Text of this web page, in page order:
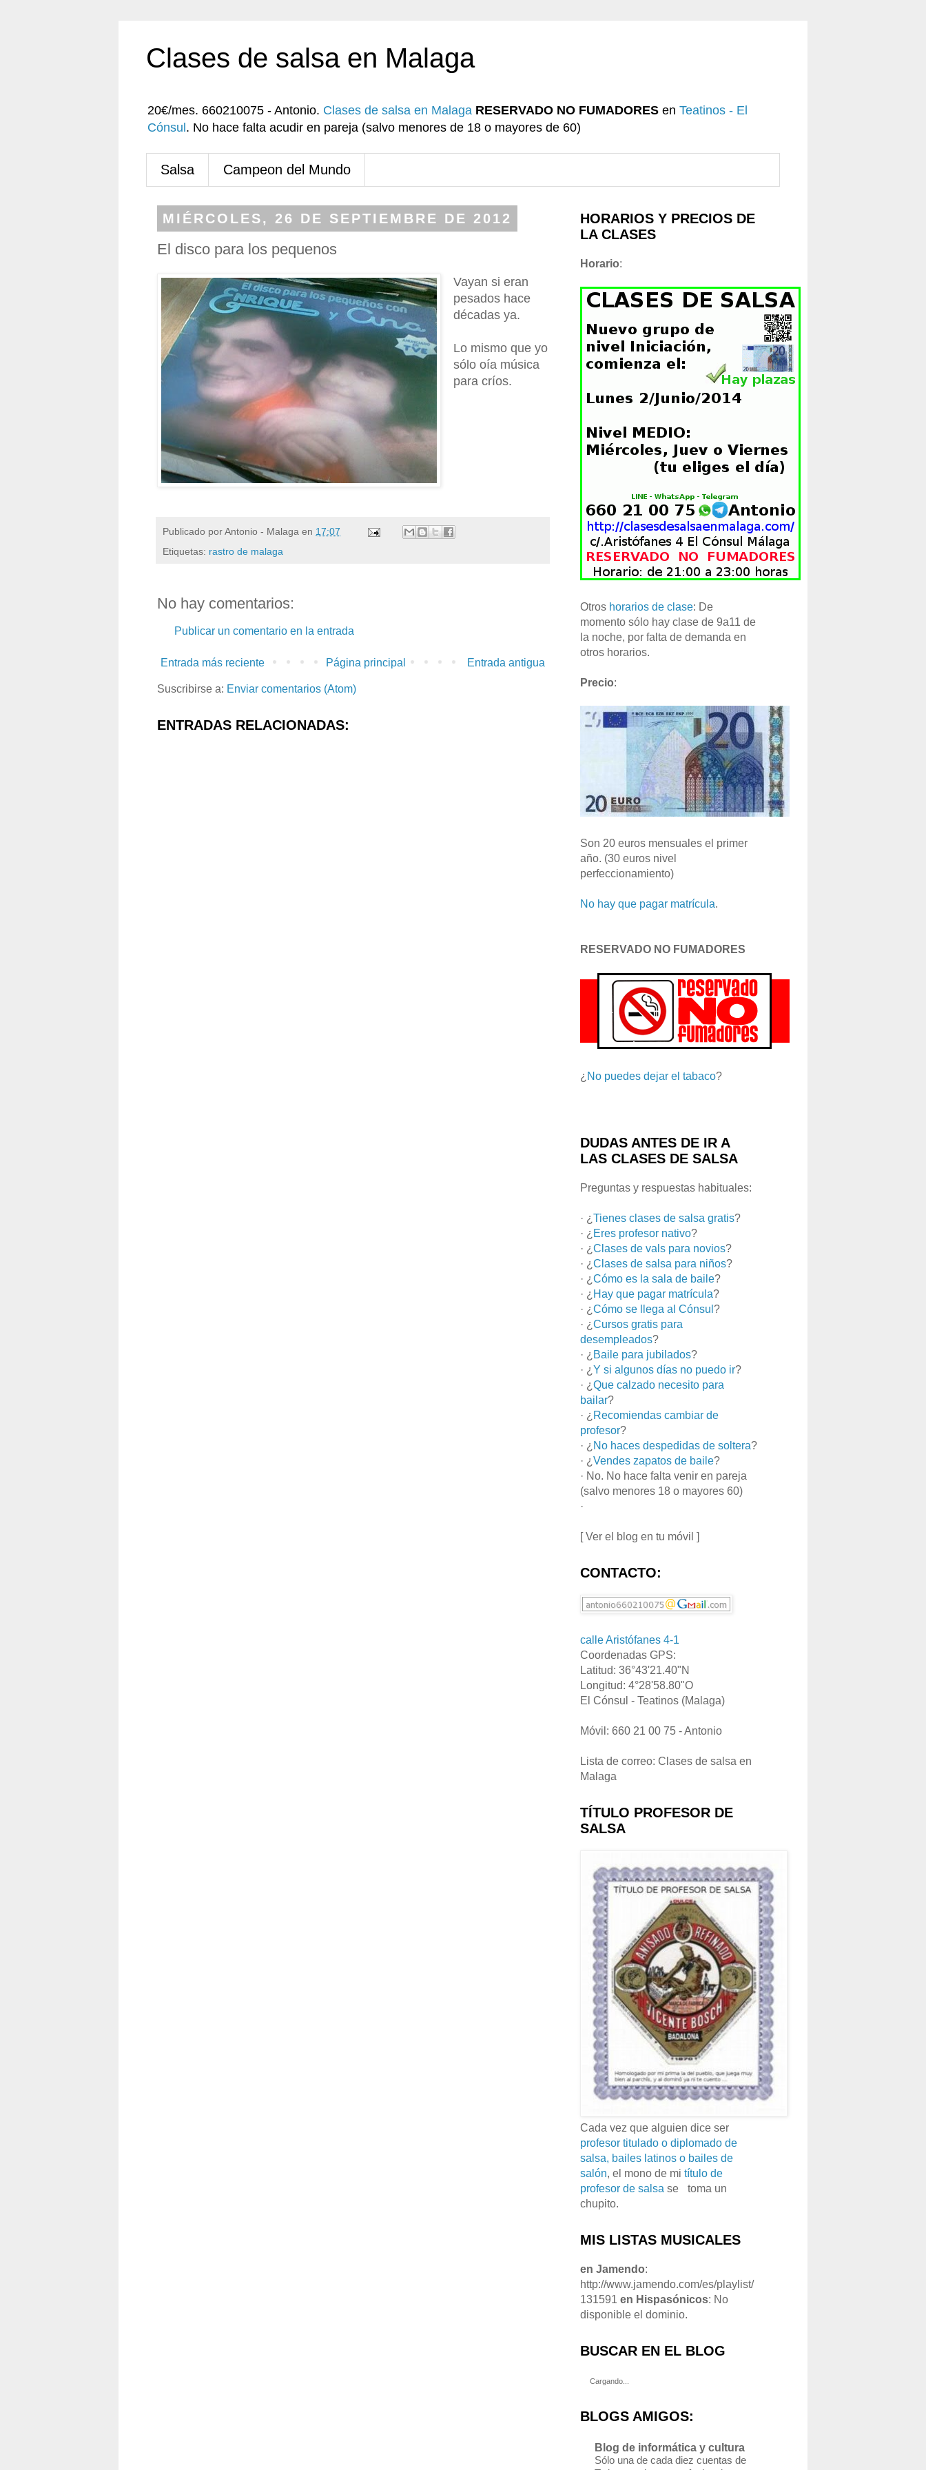
Clases de salsa en Malaga
20€/mes. 660210075 - Antonio. Clases de salsa en Malaga RESERVADO NO FUMADORES en Teatinos - El
Cónsul . No hace falta acudir en pareja (salvo menores de 18 o mayores de 60)
Salsa Campeon del Mundo
MIÉRCOLES, 26 DE SEPTIEMBRE DE 2012
El disco para los pequenos
Vayan si eran
pesados hace
décadas ya.
Lo mismo que yo
sólo oía música
para críos.
Publicado porAntonio - Malaga en 17:07
Etiquetas: rastro de malaga
No hay comentarios:
Publicar un comentario en la entrada
Entrada más reciente Entrada antigua
Página principal
Suscribirse a: Enviar comentarios (Atom)
ENTRADAS RELACIONADAS:
HORARIOS Y PRECIOS DE
LA CLASES
Horario:
Otros horarios de clase: De
momento sólo hay clase de 9a11 de
la noche, por falta de demanda en
otros horarios.
Precio:
Son 20 euros mensuales el primer
año. (30 euros nivel
perfeccionamiento)
No hay que pagar matrícula.
RESERVADO NO FUMADORES
¿ No puedes dejar el tabaco?
DUDAS ANTES DE IR A
LAS CLASES DE SALSA
Preguntas y respuestas habituales:
· ¿ Tienes clases de salsa gratis?
· ¿ Eres profesor nativo?
· ¿ Clases de vals para novios?
· ¿ Clases de salsa para niños?
· ¿ Cómo es la sala de baile?
· ¿ Hay que pagar matrícula?
· ¿ Cómo se llega al Cónsul ?
· ¿ Cursos gratis para
desempleados?
· ¿ Baile para jubilados?
· ¿ Y si algunos días no puedo ir?
· ¿ Que calzado necesito para
bailar?
· ¿ Recomiendas cambiar de
profesor?
· ¿ No haces despedidas de soltera?
· ¿ Vendes zapatos de baile?
· No. No hace falta venir en pareja
(salvo menores 18 o mayores 60)
·
[ Ver el blog en tu móvil ]
CONTACTO:
calle Aristófanes 4-1
Coordenadas GPS:
Latitud: 36°43'21.40"N
Longitud: 4°28'58.80"O
El Cónsul - Teatinos (Malaga)
Móvil: 660 21 00 75 - Antonio
Lista de correo: Clases de salsa en
Malaga
TÍTULO PROFESOR DE
SALSA
Cada vez que alguien dice ser
profesor titulado o diplomado de
salsa, bailes latinos o bailes de
salón, el mono de mi título de
profesor de salsa se
toma un
chupito.
MIS LISTAS MUSICALES
en Jamendo:
http://www.jamendo.com/es/playlist/
131591 en Hispasónicos: No
disponible el dominio.
BUSCAR EN EL BLOG
Cargando...
BLOGS AMIGOS:
Blog de informática y cultura
Sólo una de cada diez cuentas de